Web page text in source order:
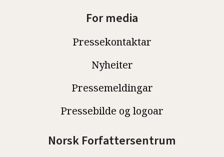
For media
Pressekontaktar
Nyheiter
Pressemeldingar
Pressebilde og logoar
Norsk Forfattersentrum